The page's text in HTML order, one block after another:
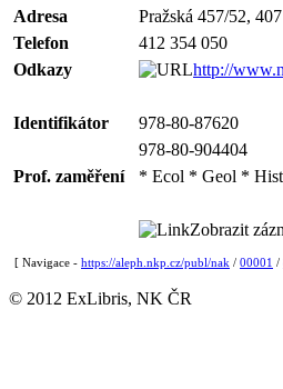
Adresa
Pražská 457/52,
Telefon
412 354 050
Odkazy
http://
Identifikátor
978-80-87620
978-80-904404
Prof. zaměření
* Ecol * Geol *
Zobrazit
[ Navigace - https://aleph.nkp.cz/publ/nak / 00001 /
© 2012 ExLibris, NK ČR